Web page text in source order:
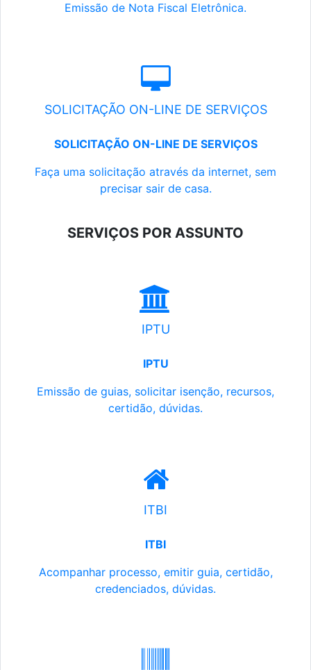
Emissão de Nota Fiscal Eletrônica.
SOLICITAÇÃO ON-LINE DE SERVIÇOS
SOLICITAÇÃO ON-LINE DE SERVIÇOS
Faça uma solicitação através da internet, sem
precisar sair de casa.
SERVIÇOS POR ASSUNTO
IPTU
IPTU
Emissão de guias, solicitar isenção, recursos,
certidão, dúvidas.
ITBI
ITBI
Acompanhar processo, emitir guia, certidão,
credenciados, dúvidas.